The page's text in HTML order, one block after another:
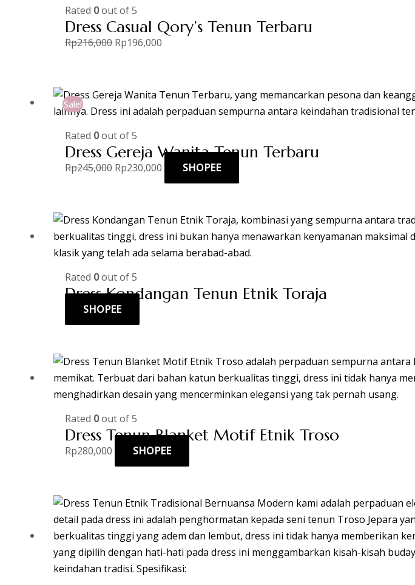
Rated 0out of 5
Dress Casual Qory’s Tenun Terbaru
Rp216,000 Rp196,000
Sale!
Rated 0out of 5
Dress Gereja Wanita Tenun Terbaru
Rp245,000 Rp230,000 SHOPEE
Rated 0out of 5
Dress Kondangan Tenun Etnik Toraja
SHOPEE
Rated 0out of 5
Dress Tenun Blanket Motif Etnik Troso
Rp280,000 SHOPEE